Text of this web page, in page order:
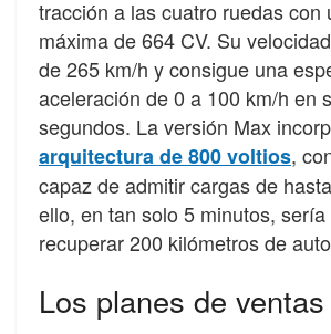
tracción a las cuatro ruedas con
máxima de 664 CV. Su
de 265 km/h y consigue una
aceleración de 0 a 100 km/h en
segundos. La versión Max
arquitectura de 800 voltios,
capaz de admitir cargas de
ello, en tan solo 5 minutos,
recuperar 200 kilómetros de
Los planes de ventas